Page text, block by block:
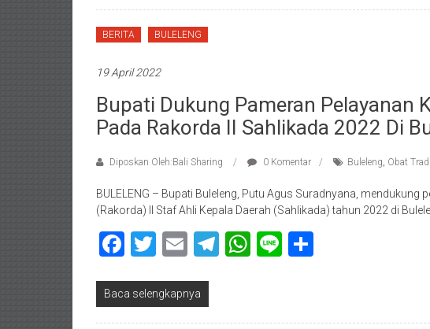
BERITA BULELENG
19 April 2022
Bupati Dukung Pameran Pelayanan
Pada Rakorda II Sahlikada 2022 Di
Diposkan Oleh:Bali Sharing 0 Komentar Buleleng, Obat
BULELENG – Bupati Buleleng, Putu Agus Suradnyana, mendukung
(Rakorda) II Staf Ahli Kepala Daerah (Sahlikada) tahun 2022 di
Facebook
Twitter
EmailTelegram
WhatsApp
Line
Baca selengkapnya